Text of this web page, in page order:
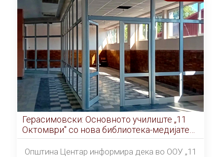
Герасимовски: Основното училиште „11
Октомври" со нова библиотека-медијатека
од септември
Општина Центар информира дека во ООУ „11